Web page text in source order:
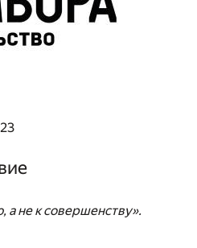
а не к совершенству».